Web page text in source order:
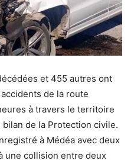
et 455 autres ont
de la route
à travers le territoire
de la Protection civile.
à Médéa avec deux
une collision entre deux